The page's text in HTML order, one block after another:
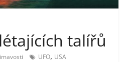
talířů
UFO, USA